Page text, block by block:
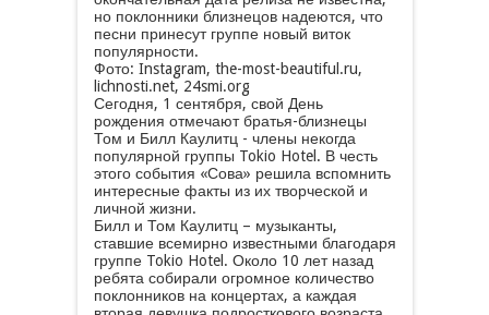
но поклонники близнецов надеются, что
песни принесут группе новый виток
популярности.
Фото: Instagram, the-most-beautiful.ru,
lichnosti.net, 24smi.org
Сегодня, 1 сентября, свой День
рождения отмечают братья-близнецы
Том и Билл Каулитц - члены некогда
популярной группы Tokio Hotel. В честь
этого события «Сова» решила вспомнить
интересные факты из их творческой и
личной жизни.
Билл и Том Каулитц – музыканты,
ставшие всемирно известными благодаря
группе Tokio Hotel. Около 10 лет назад
ребята собирали огромное количество
поклонников на концертах, а каждая